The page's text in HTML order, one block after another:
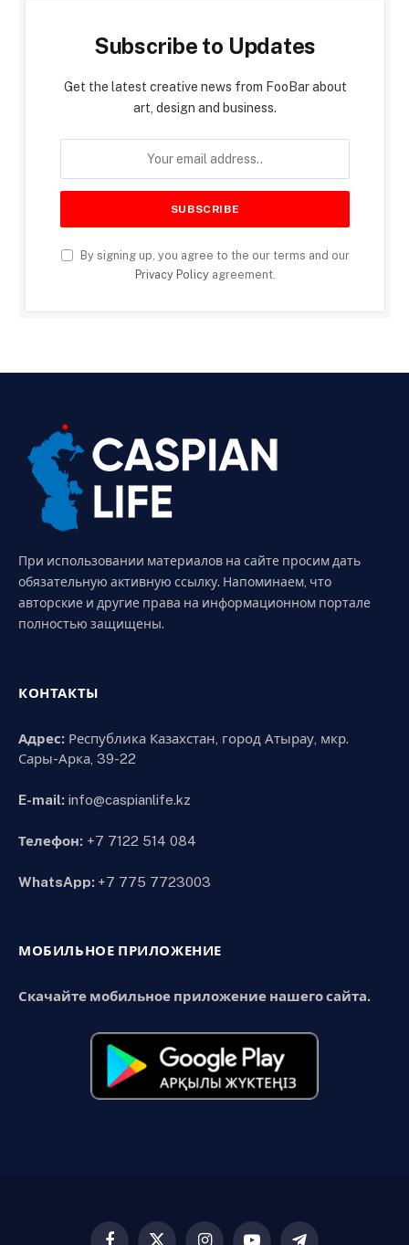
Subscribe to Updates
Get the latest creative news from FooBar about
art, design and business.
By signing up, you agree to the our terms and our
Privacy Policyagreement.
При использовании материалов на сайте просим дать
обязательную активную ссылку. Напоминаем, что
авторские и другие права на информационном портале
полностью защищены.
КОНТАКТЫ
Адрес: Республика Казахстан, город Атырау, мкр.
Сары-Арка, 39-22
E-mail: info@caspianlife.kz
Телефон: +7 7122 514 084
WhatsApp: +7 775 7723003
МОБИЛЬНОЕ ПРИЛОЖЕНИЕ
Скачайте мобильное приложение нашего сайта.